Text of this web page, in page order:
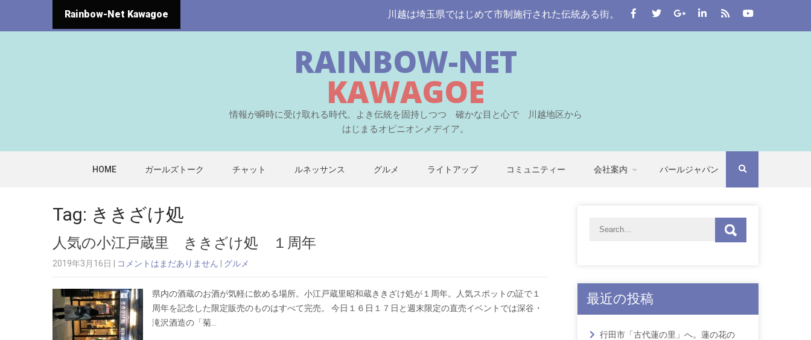
Rainbow-Net Kawagoe 川越は埼玉県ではじめて市制施行された伝統ある街。 この川越をはじめとする七つの自治体から埼玉
RAINBOW-NET
KAWAGOE
情報が瞬時に受け取れる時代。よき伝統を固持しつつ 確かな目と心で 川越地区から
はじまるオピニオンメデイア。
HOME ガールズトーク チャット ルネッサンス グルメ ライトアップ コミュニティー 会社案内 パールジャパン
Tag: ききざけ処
人気の小江戸蔵里 ききざけ処 １周年
2019年3月16日 コメントはまだありません グルメ
県内の酒蔵のお酒が気軽に飲める場所。小江戸蔵里昭和蔵ききざけ処が１周年。人気スポットの証で１
周年を記念した限定販売のものはすべて完売。 今日１６日１７日と週末限定の直売イベントでは深谷・
滝沢酒造の「菊…
最近の投稿
行田市「古代蓮の里」へ。蓮の花の